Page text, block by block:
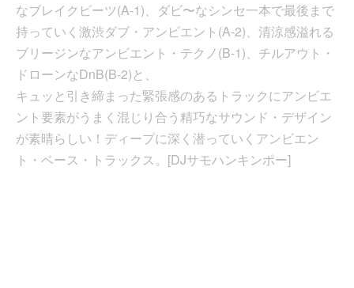
なブレイクビーツ(A-1)、ダビ〜なシンセ一本で最後まで
持っていく激渋ダブ・アンビエント(A-2)、清涼感溢れる
ブリージンなアンビエント・テクノ(B-1)、チルアウト・
ドローンなDnB(B-2)と、
キュッと引き締まった緊張感のあるトラックにアンビエ
ント要素がうまく混じり合う精巧なサウンド・デザイン
が素晴らしい！ディープに深く潜っていくアンビエン
ト・ベース・トラックス。[DJサモハンキンポー]